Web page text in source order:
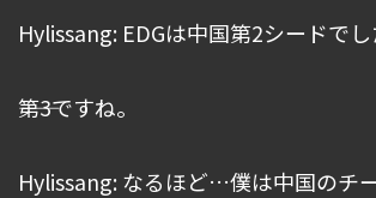
Hylissang: EDGは中国第2シードで
――第3ですね。
Hylissang: なるほど…僕は中国のチ